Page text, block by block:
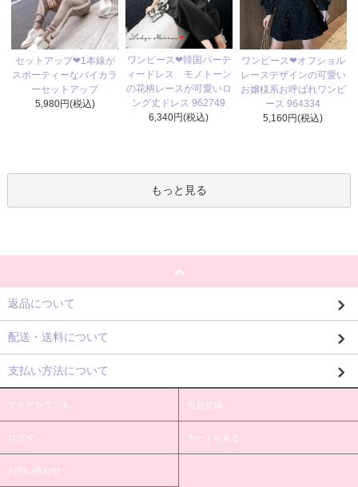
セットアップ❤1本線が
スポーティーなバイカラ
ーセットアップ
5,980円(税込)
ワンピース❤韓国パーテ
ィードレス モノトーン
の花柄レースが可愛いロ
ング丈ドレス 962749
6,340円(税込)
ワンピース❤オフショル
レースデザインの可愛い
お嬢様系お呼ばれワンピ
ース 964334
5,160円(税込)
もっと見る
返品について
配送・送料について
支払い方法について
マイアカウント 会員登録
ログイン カートを見る
お問い合わせ